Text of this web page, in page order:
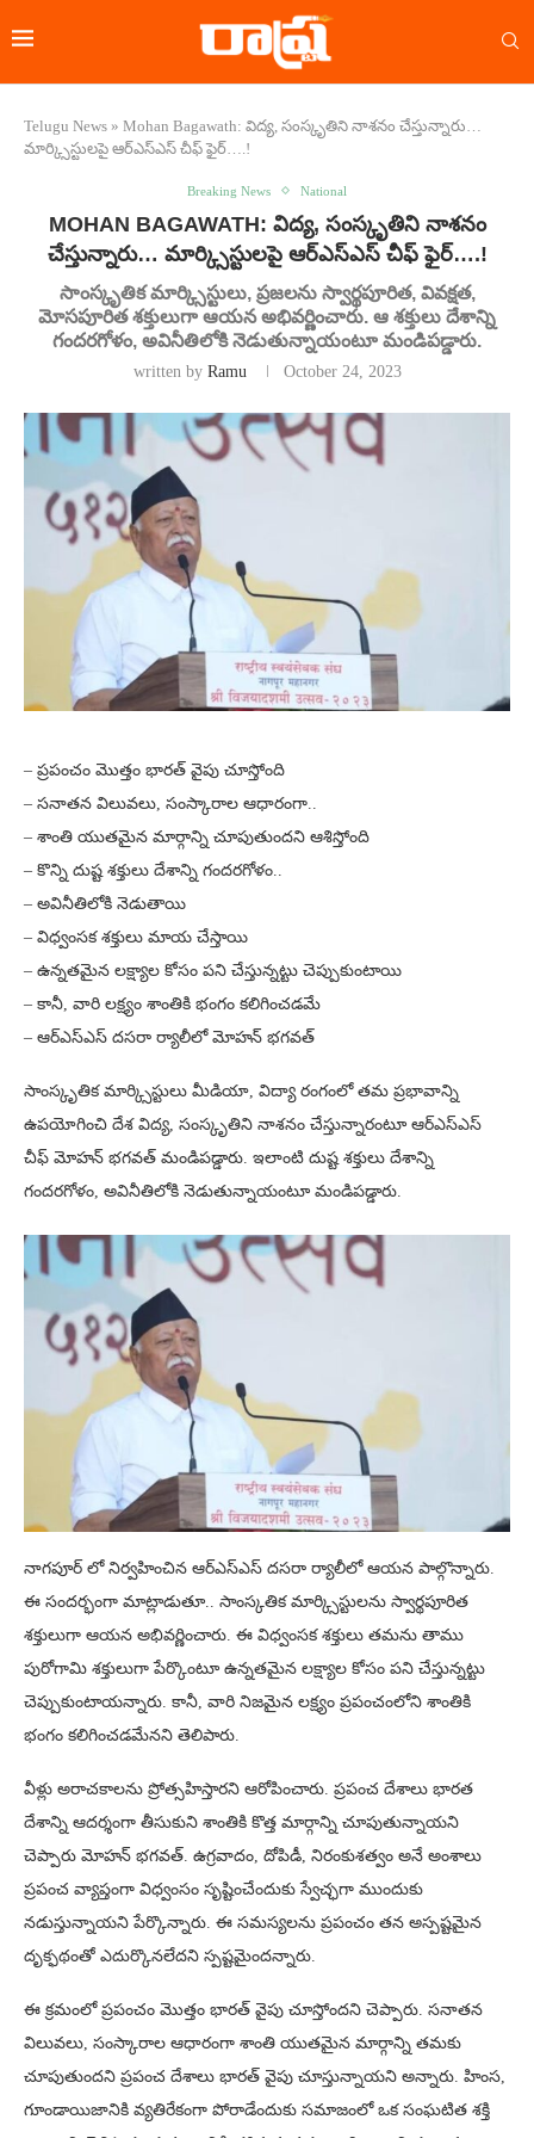
Telugu News » Mohan Bagawath: విద్య, సంస్కృతిని నాశనం చేస్తున్నారు…
మార్క్సిస్టులపై ఆర్ఎస్ఎస్ చీఫ్ ఫైర్….!
Breaking News National
MOHAN BAGAWATH: విద్య, సంస్కృతిని నాశనం
చేస్తున్నారు… మార్క్సిస్టులపై ఆర్ఎస్ఎస్ చీఫ్ ఫైర్….!
సాంస్కృతిక మార్క్సిస్టులు, ప్రజలను స్వార్థపూరిత, వివక్షత,
మోసపూరిత శక్తులుగా ఆయన అభివర్ణించారు. ఆ శక్తులు దేశాన్ని
గందరగోళం, అవినీతిలోకి నెడుతున్నాయంటూ మండిపడ్డారు.
written by Ramu October 24, 2023
– ప్రపంచం మొత్తం భారత్ వైపు చూస్తోంది
– సనాతన విలువలు, సంస్కారాల ఆధారంగా..
– శాంతి యుతమైన మార్గాన్ని చూపుతుందని ఆశిస్తోంది
– కొన్ని దుష్ట శక్తులు దేశాన్ని గందరగోళం..
– అవినీతిలోకి నెడుతాయి
– విధ్వంసక శక్తులు మాయ చేస్తాయి
– ఉన్నతమైన లక్ష్యాల కోసం పని చేస్తున్నట్టు చెప్పుకుంటాయి
– కానీ, వారి లక్ష్యం శాంతికి భంగం కలిగించడమే
– ఆర్ఎస్ఎస్ దసరా ర్యాలీలో మోహన్ భగవత్
సాంస్కృతిక మార్క్సిస్టులు మీడియా, విద్యా రంగంలో తమ ప్రభావాన్ని
ఉపయోగించి దేశ విద్య, సంస్కృతిని నాశనం చేస్తున్నారంటూ ఆర్ఎస్ఎస్
చీఫ్ మోహన్ భగవత్ మండిపడ్డారు. ఇలాంటి దుష్ట శక్తులు దేశాన్ని
గందరగోళం, అవినీతిలోకి నెడుతున్నాయంటూ మండిపడ్డారు.
నాగపూర్‌ లో నిర్వహించిన ఆర్ఎస్ఎస్ దసరా ర్యాలీలో ఆయన పాల్గొన్నారు.
ఈ సందర్భంగా మాట్లాడుతూ.. సాంస్కతిక మార్క్సిస్టులను స్వార్థపూరిత
శక్తులుగా ఆయన అభివర్ణించారు. ఈ విధ్వంసక శక్తులు తమను తాము
పురోగామి శక్తులుగా పేర్కొంటూ ఉన్నతమైన లక్ష్యాల కోసం పని చేస్తున్నట్టు
చెప్పుకుంటాయన్నారు. కానీ, వారి నిజమైన లక్ష్యం ప్రపంచంలోని శాంతికి
భంగం కలిగించడమేనని తెలిపారు.
వీళ్లు అరాచకాలను ప్రోత్సహిస్తారని ఆరోపించారు. ప్రపంచ దేశాలు భారత
దేశాన్ని ఆదర్శంగా తీసుకుని శాంతికి కొత్త మార్గాన్ని చూపుతున్నాయని
చెప్పారు మోహన్ భగవత్. ఉగ్రవాదం, దోపిడీ, నిరంకుశత్వం అనే అంశాలు
ప్రపంచ వ్యాప్తంగా విధ్వంసం సృష్టించేందుకు స్వేచ్ఛగా ముందుకు
నడుస్తున్నాయని పేర్కొన్నారు. ఈ సమస్యలను ప్రపంచం తన అస్పష్టమైన
దృక్ఫథంతో ఎదుర్కొనలేదని స్పష్టమైందన్నారు.
ఈ క్రమంలో ప్రపంచం మొత్తం భారత్ వైపు చూస్తోందని చెప్పారు. సనాతన
విలువలు, సంస్కారాల ఆధారంగా శాంతి యుతమైన మార్గాన్ని తమకు
చూపుతుందని ప్రపంచ దేశాలు భారత్ వైపు చూస్తున్నాయని అన్నారు. హింస,
గూండాయిజానికి వ్యతిరేకంగా పోరాడేందుకు సమాజంలో ఒక సంఘటిత శక్తి